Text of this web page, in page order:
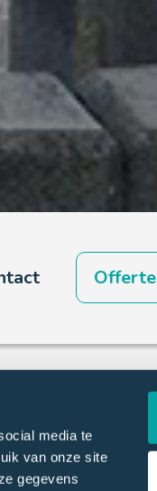
media te
van onze site
gegevens
Offerte